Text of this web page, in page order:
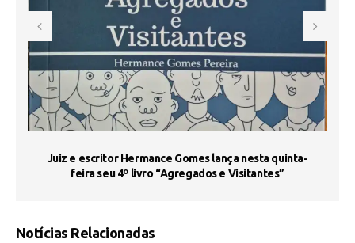
Juiz e escritor Hermance Gomes lança nesta quinta-
feira seu 4º livro “Agregados e Visitantes”
Notícias Relacionadas